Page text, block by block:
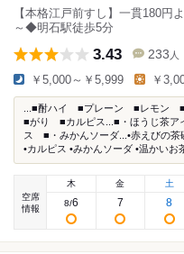
【本格江戸前すし】一貫180円
～◆明石駅徒歩5分
3.43 233 人
￥5,000～￥5,999 ￥
...■酎ハイ ■プレーン ■レモン
■がり ■カルピス...■・ほうじ茶
ス ■・みかんソーダ...•赤えびの茶
•カルピス •みかんソーダ •温かいお
空席
情報
木
8/6
金
7
土
8